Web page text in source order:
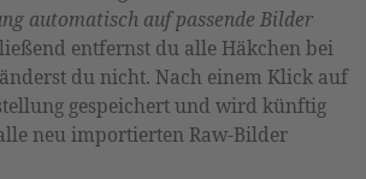
automatisch auf passende Bilder
entfernst du alle Häkchen bei
änderst du nicht. Nach einem Klick auf
gespeichert und wird künftig
neu importierten Raw-Bilder